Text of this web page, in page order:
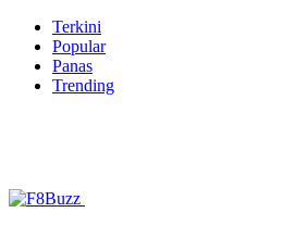
Terkini
Popular
Panas
Trending